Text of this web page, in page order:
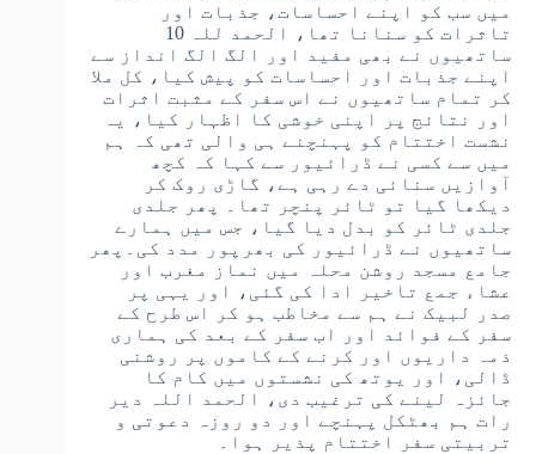
میں سب کو اپنے احساسات، جذبات اور
تاثرات کو سنانا تھا، الحمد للہ 10
ساتھیوں نے بھی مفید اور الگ الگ انداز سے
اپنے جذبات اور احساسات کو پیش کیا، کل ملا
کر تمام ساتھیوں نے اس سفر کے مثبت اثرات
اور نتائج پر اپنی خوشی کا اظہار کیا، یہ
نشست اختتام کو پہنچنے ہی والی تھی کہ ہم
میں سے کسی نے ڈرائیور سے کہا کہ کچھ
آوازیں سنائی دے رہی ہے، گاڑی روک کر
دیکھا گیا تو ٹائر پنچر تھا۔ پھر جلدی
جلدی ٹائر کو بدل دیا گیا، جس میں ہمارے
ساتھیوں نے ڈرائیور کی بھرپور مدد کی۔پھر
جامع مسجد روشن محلہ میں نماز مغرب اور
عشاء جمع تاخیر ادا کی گئی، اور یہی پر
صدر لبیک نے ہم سے مخاطب ہو کر اس طرح کے
سفر کے فوائد اور اب سفر کے بعد کی ہماری
ذمہ داریوں اور کرنے کے کاموں پر روشنی
ڈالی، اور یوتھ کی نشستوں میں کام کا
جائزہ لینے کی ترغیب دی، الحمد اللہ دیر
رات ہم بھٹکل پہنچے اور دو روزہ دعوتی و
تربیتی سفر اختتام پذیر ہوا۔